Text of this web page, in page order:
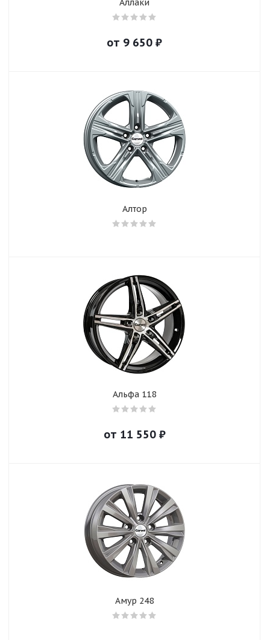
Аллаки
от 9 650 ₽
Алтор
Альфа 118
от 11 550₽
Амур 248